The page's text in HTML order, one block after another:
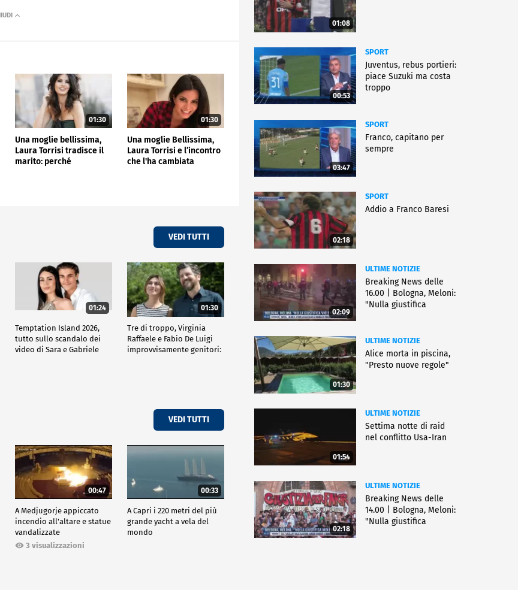
01:30
Una moglie bellissima,
Laura Torrisi tradisce il
marito: perché
01:30
Una moglie Bellissima,
Laura Torrisi e l’incontro
che l'ha cambiata
VEDI TUTTI
01:24
Temptation Island 2026,
tutto sullo scandalo dei
video di Sara e Gabriele
01:30
Tre di troppo, Virginia
Raffaele e Fabio De Luigi
improvvisamente genitori:
VEDI TUTTI
00:47
A Medjugorje appiccato
incendio all'altare e statue
vandalizzate
3 visualizzazioni
00:33
A Capri i 220 metri del più
grande yacht a vela del
mondo
01:08
00:53
SPORT
Juventus, rebus portieri:
piace Suzuki ma costa
troppo
03:47
SPORT
Franco, capitano per
sempre
02:18
SPORT
Addio a Franco Baresi
02:09
ULTIME NOTIZIE
Breaking News delle
16.00 | Bologna, Meloni:
"Nulla giustifica
01:30
ULTIME NOTIZIE
Alice morta in piscina,
"Presto nuove regole"
01:54
ULTIME NOTIZIE
Settima notte di raid
nel conflitto Usa-Iran
02:18
ULTIME NOTIZIE
Breaking News delle
14.00 | Bologna, Meloni:
"Nulla giustifica